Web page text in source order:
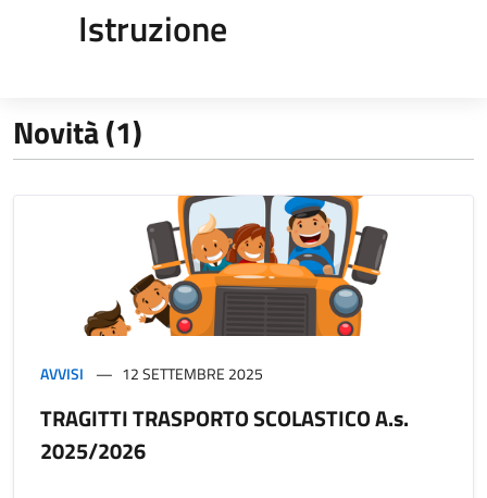
Istruzione
Novità (1)
AVVISI 12 SETTEMBRE 2025
TRAGITTI TRASPORTO SCOLASTICO A.s.
2025/2026